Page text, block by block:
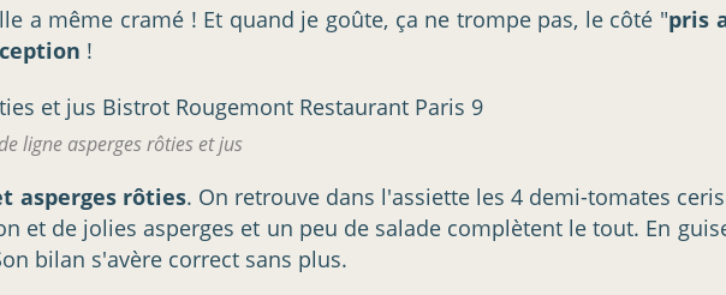
a même cramé ! Et quand je goûte, ça ne trompe pas, le côté "pris
!
ligne asperges rôties et jus
asperges rôties. On retrouve dans l'assiette les 4 demi-tomates
et de jolies asperges et un peu de salade complètent le tout. En
bilan s'avère correct sans plus.